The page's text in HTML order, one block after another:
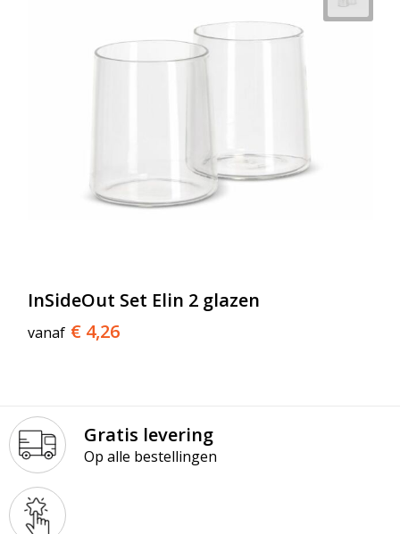
InSideOut Set Elin 2 glazen
vanaf € 4,26
Gratis levering
Op alle bestellingen